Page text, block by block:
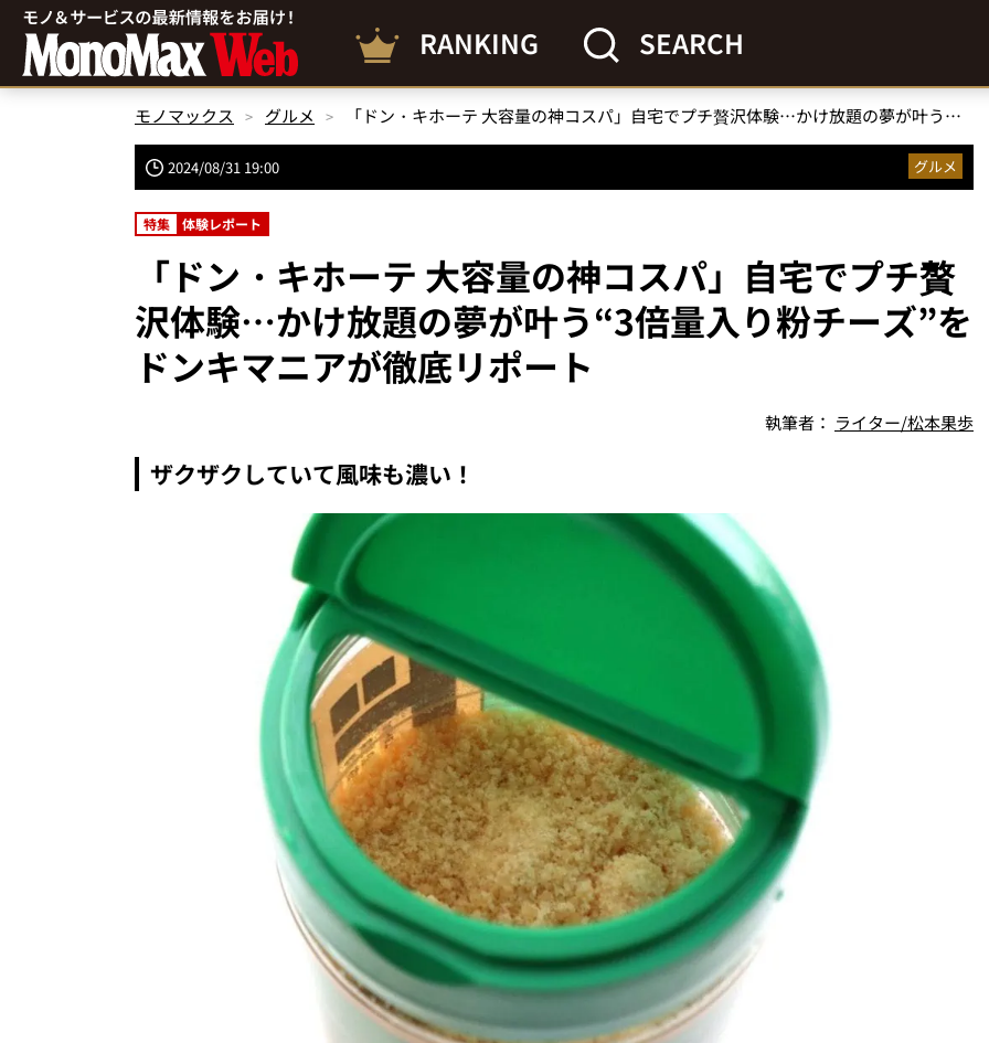
RANKING SEARCH
モノマックス グルメ 「ドン・キホーテ 大容量の神コスパ」自宅でプチ贅沢体験…かけ放題の夢が叶う“3倍量入り粉チーズ”をドンキマニアが徹底リポート
2024/08/31 19:00 グルメ
特集 体験レポート
「ドン・キホーテ 大容量の神コスパ」自宅でプチ贅
沢体験…かけ放題の夢が叶う“3倍量入り粉チーズ”を
ドンキマニアが徹底リポート
執筆者： ライター/松本果歩
ザクザクしていて風味も濃い！